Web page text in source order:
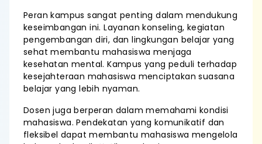
Peran kampus sangat penting dalam mendukung
keseimbangan ini. Layanan konseling, kegiatan
pengembangan diri, dan lingkungan belajar yang
sehat membantu mahasiswa menjaga
kesehatan mental. Kampus yang peduli terhadap
kesejahteraan mahasiswa menciptakan suasana
belajar yang lebih nyaman.
Dosen juga berperan dalam memahami kondisi
mahasiswa. Pendekatan yang komunikatif dan
fleksibel dapat membantu mahasiswa mengelola